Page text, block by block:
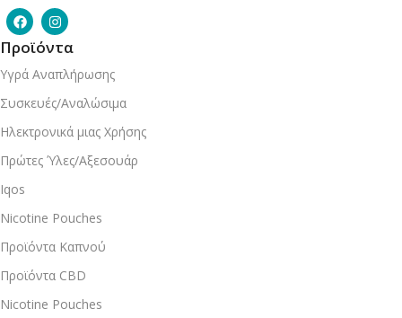
Προϊόντα
Υγρά Αναπλήρωσης
Συσκευές/Αναλώσιμα
Ηλεκτρονικά μιας Χρήσης
Πρώτες Ύλες/Αξεσουάρ
Iqos
Nicotine Pouches
Προϊόντα Καπνού
Προϊόντα CBD
Nicotine Pouches